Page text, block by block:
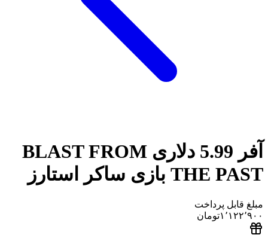
آفر 5.99 دلاری BLAST FROM
THE PAST بازی ساکر استارز
مبلغ قابل پرداخت
۱٬۱۲۲٬۹۰۰تومان